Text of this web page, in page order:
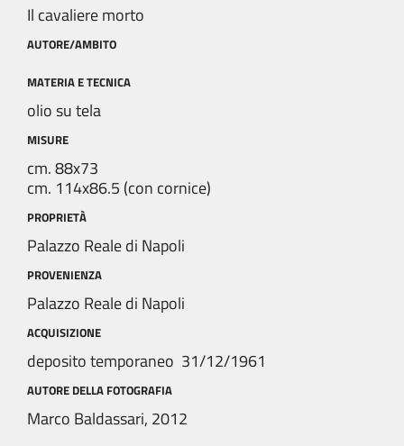
Il cavaliere morto
AUTORE/AMBITO
MATERIA E TECNICA
olio su tela
MISURE
cm. 88x73
cm. 114x86.5 (con cornice)
PROPRIETÀ
Palazzo Reale di Napoli
PROVENIENZA
Palazzo Reale di Napoli
ACQUISIZIONE
deposito temporaneo 31/12/1961
AUTORE DELLA FOTOGRAFIA
Marco Baldassari, 2012